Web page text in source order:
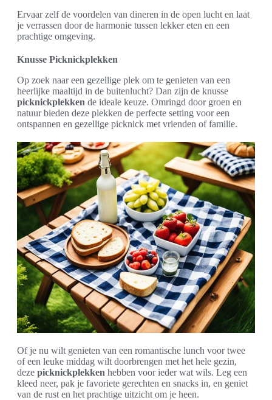
Ervaar zelf de voordelen van dineren in de open lucht en laat
je verrassen door de harmonie tussen lekker eten en een
prachtige omgeving.
Knusse Picknickplekken
Op zoek naar een gezellige plek om te genieten van een
heerlijke maaltijd in de buitenlucht? Dan zijn de knusse
picknickplekken de ideale keuze. Omringd door groen en
natuur bieden deze plekken de perfecte setting voor een
ontspannen en gezellige picknick met vrienden of familie.
Of je nu wilt genieten van een romantische lunch voor twee
of een leuke middag wilt doorbrengen met het hele gezin,
deze picknickplekken hebben voor ieder wat wils. Leg een
kleed neer, pak je favoriete gerechten en snacks in, en geniet
van de rust en het prachtige uitzicht om je heen.